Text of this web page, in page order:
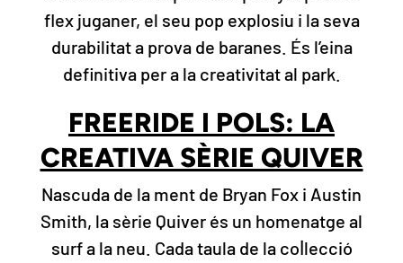
flex juganer, el seu pop explosiu i la seva
durabilitat a prova de baranes. És l’eina
definitiva per a la creativitat al park.
FREERIDE I POLS: LA
CREATIVA SÈRIE QUIVER
Nascuda de la ment de Bryan Fox i Austin
Smith, la sèrie Quiver és un homenatge al
surf a la neu. Cada taula de la col·lecció